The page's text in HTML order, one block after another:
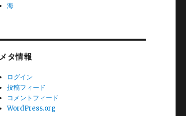
海
メタ情報
ログイン
投稿フィード
コメントフィード
WordPress.org